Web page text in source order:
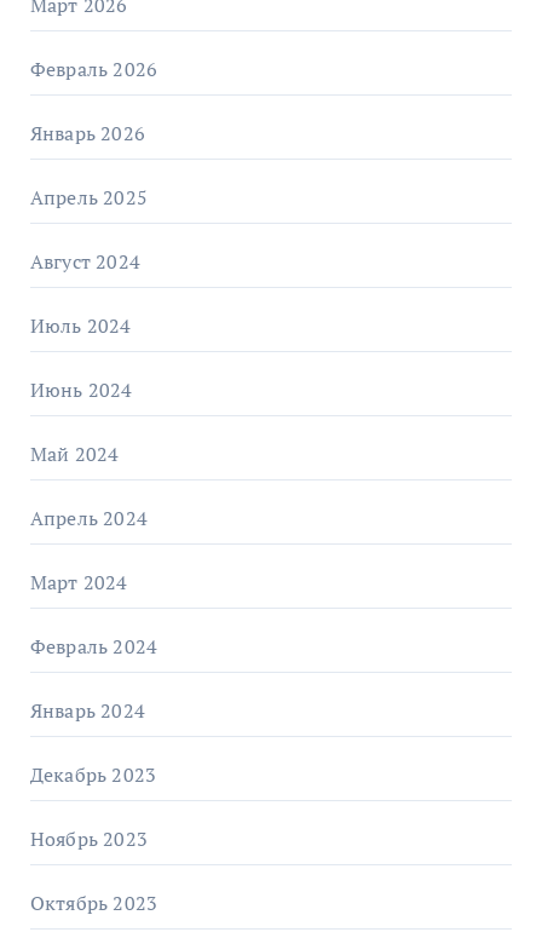
Февраль 2026
Январь 2026
Апрель 2025
Август 2024
Июль 2024
Июнь 2024
Май 2024
Апрель 2024
Март 2024
Февраль 2024
Январь 2024
Декабрь 2023
Ноябрь 2023
Октябрь 2023